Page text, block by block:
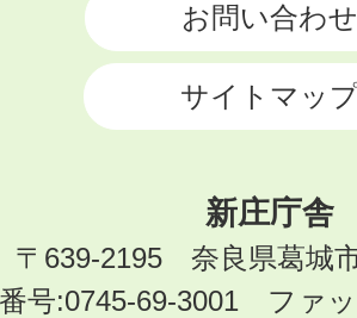
お問い合わせ
サイトマッ
新庄庁舎
〒639-2195 奈良県葛城
号:0745-69-3001 ファ